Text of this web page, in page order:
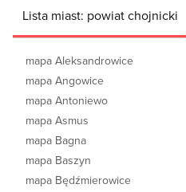
Lista miast: powiat chojnicki
mapa Aleksandrowice
mapa Angowice
mapa Antoniewo
mapa Asmus
mapa Bagna
mapa Baszyn
mapa Będźmierowice